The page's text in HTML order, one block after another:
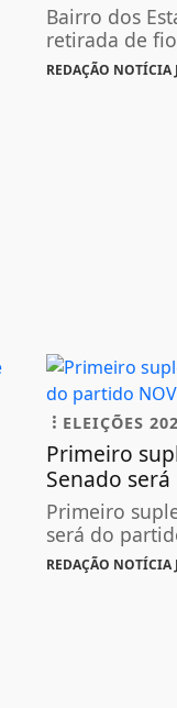
Bairro dos
retirada de
REDAÇÃO NOTÍCIA
ELEIÇÕES
Primeiro
Senado
Primeiro
será do
REDAÇÃO NOTÍCIA